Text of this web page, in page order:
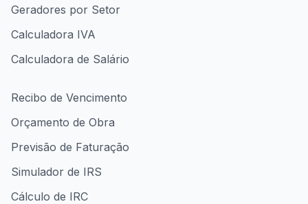
Geradores por Setor
Calculadora IVA
Calculadora de Salário
Recibo de Vencimento
Orçamento de Obra
Previsão de Faturação
Simulador de IRS
Cálculo de IRC